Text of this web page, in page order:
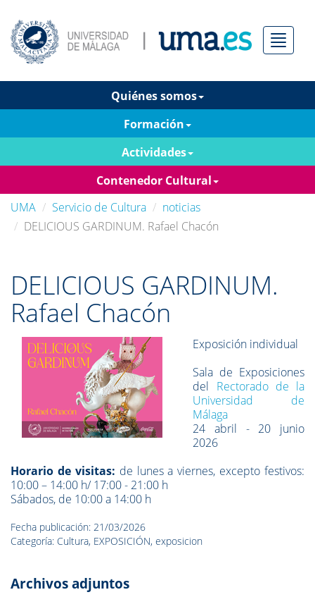
Menú
Quiénes somos
Formación
Actividades
Contenedor Cultural
UMA
Servicio de Cultura
noticias
DELICIOUS GARDINUM. Rafael Chacón
DELICIOUS GARDINUM.
Rafael Chacón
Exposición individual
Sala de Exposiciones
del Rectorado de la
Universidad de
Málaga
24 abril - 20 junio
2026
Horario de visitas: de lunes a viernes, excepto festivos:
10:00 – 14:00 h/ 17:00 - 21:00 h
Sábados, de 10:00 a 14:00 h
Fecha publicación: 21/03/2026
Categoría: Cultura, EXPOSICIÓN, exposicion
Archivos adjuntos